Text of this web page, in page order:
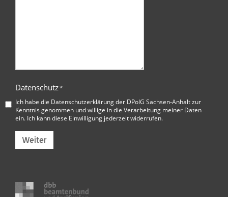
Datenschutz*
Ich habe die Datenschutzerklärung der DPolG Sachsen-Anhaltzur
Kenntnis genommen und willige in die Verarbeitung meiner Daten
ein. Ich kann diese Einwilligung jederzeit widerrufen.
Weiter